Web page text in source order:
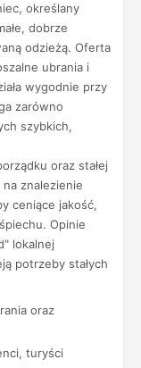
określany
dobrze
odzieżą. Oferta
ubrania i
wygodnie przy
zarówno
szybkich,
oraz stałej
znalezienie
ceniące jakość,
Opinie
lokalnej
potrzeby stałych
oraz
turyści